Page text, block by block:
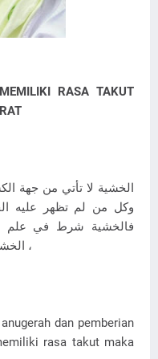
RASA TAKUT
الخشية لا تأتي من جهة
وكل من لم تظهر عليه
فالخشية شرط في علم
الخشية فليس صاحبه من أهل العلم النافع ،
dan pemberian
rasa takut maka